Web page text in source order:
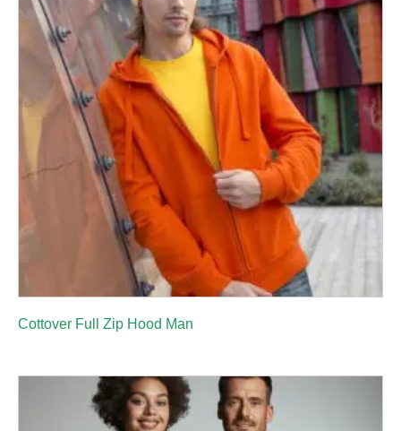
Cottover Full Zip Hood Man